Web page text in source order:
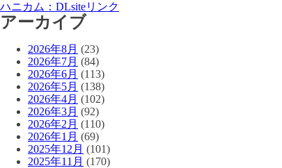
ハニカム：DLsiteリンク
アーカイブ
2026年8月 (23)
2026年7月 (84)
2026年6月 (113)
2026年5月 (138)
2026年4月 (102)
2026年3月 (92)
2026年2月 (110)
2026年1月 (69)
2025年12月 (101)
2025年11月 (170)